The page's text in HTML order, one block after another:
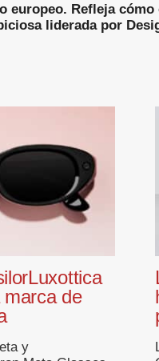
Refleja
liderada por
de
y